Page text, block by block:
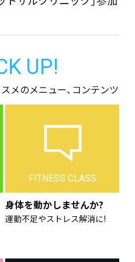
UP!
メのメニュー、コンテンツ
FITNESS CLASS
身体を動かしませんか?
運動不足やストレス解消に!